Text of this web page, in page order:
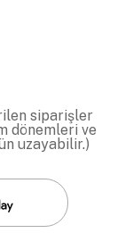
siparişler
dönemleri ve
uzayabilir.)